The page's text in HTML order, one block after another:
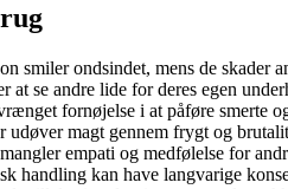
smiler ondsindet, mens de skader
at se andre lide for deres egen
fornøjelse i at påføre smerte
udøver magt gennem frygt og
empati og medfølelse for
handling kan have langvarige